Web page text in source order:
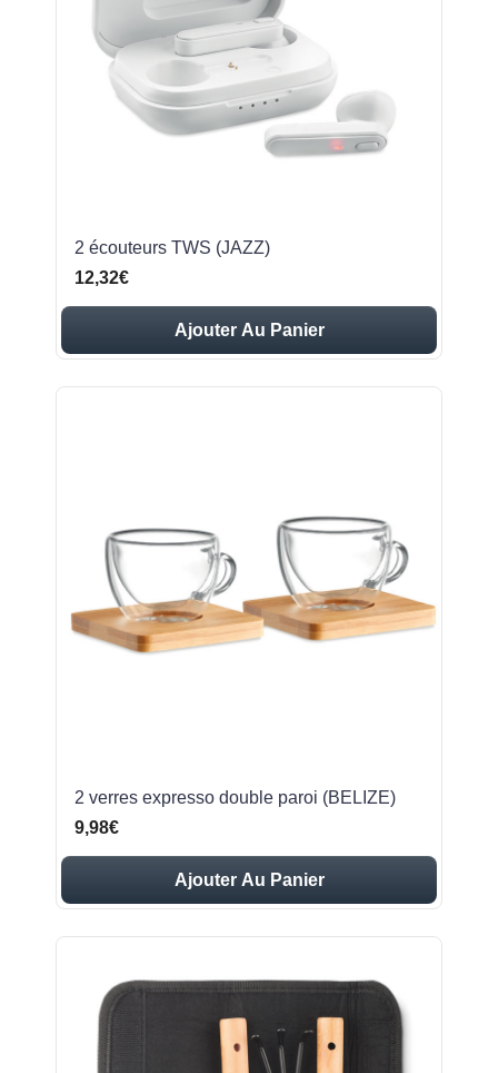
2 écouteurs TWS (JAZZ)
12,32€
Ajouter Au Panier
2 verres expresso double paroi (BELIZE)
9,98€
Ajouter Au Panier